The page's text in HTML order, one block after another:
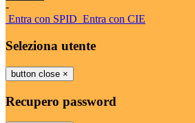
-
Entra con SPID Entra con CIE
Seleziona utente
button close ×
Recupero password